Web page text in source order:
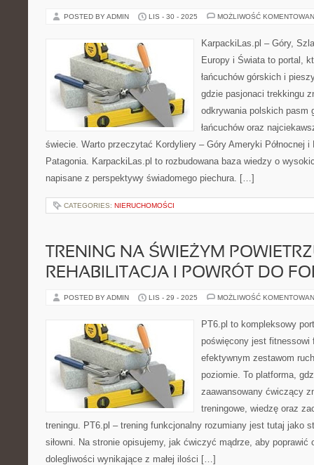
POSTED BY ADMIN LIS - 30 - 2025 MOŻLIWOŚĆ
KarpackiLas.pl – Góry,
Europy i Świata to portal,
łańcuchów górskich i
gdzie pasjonaci trekkingu
odkrywania polskich pasm
łańcuchów oraz
świecie. Warto przeczytać Kordyliery – Góry Ameryki Północnej i
Patagonia. KarpackiLas.pl to rozbudowana baza wiedzy o
napisane z perspektywy świadomego piechura. […]
CATEGORIES: NIERUCHOMOŚCI
TRENING NA ŚWIEŻYM
REHABILITACJA I POWRÓT DO
POSTED BY ADMIN LIS - 29 - 2025 MOŻLIWOŚĆ
PT6.pl to kompleksowy
poświęcony jest fitnessowi
efektywnym zestawom
poziomie. To platforma,
zaawansowany ćwiczący
treningowe, wiedzę oraz
treningu. PT6.pl – trening funkcjonalny rozumiany jest tutaj jako
siłowni. Na stronie opisujemy, jak ćwiczyć mądrze, aby poprawić
dolegliwości wynikające z małej ilości […]